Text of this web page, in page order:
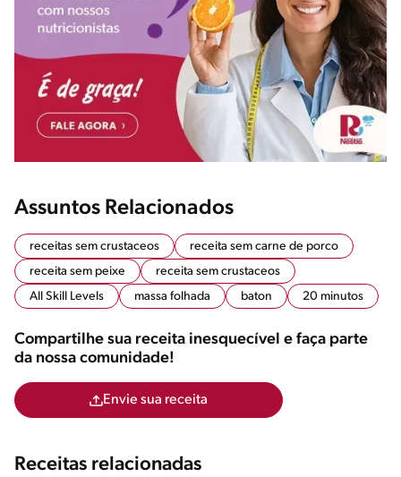
Assuntos Relacionados
receitas sem crustaceos
receita sem carne de porco
receita sem peixe
receita sem crustaceos
All Skill Levels
massa folhada baton 20 minutos
Compartilhe sua receita inesquecível e faça parte
da nossa comunidade!
Envie sua receita
Receitas relacionadas